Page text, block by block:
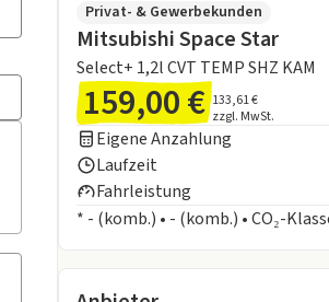
Privat- & Gewerbekunden
Mitsubishi Space Star
Select+ 1,2l CVT TEMP SHZ KAM
159,00 € 133,61 €
zzgl. MwSt.
Eigene Anzahlung
Laufzeit
Fahrleistung
* - (komb.) • - (komb.) • CO₂-